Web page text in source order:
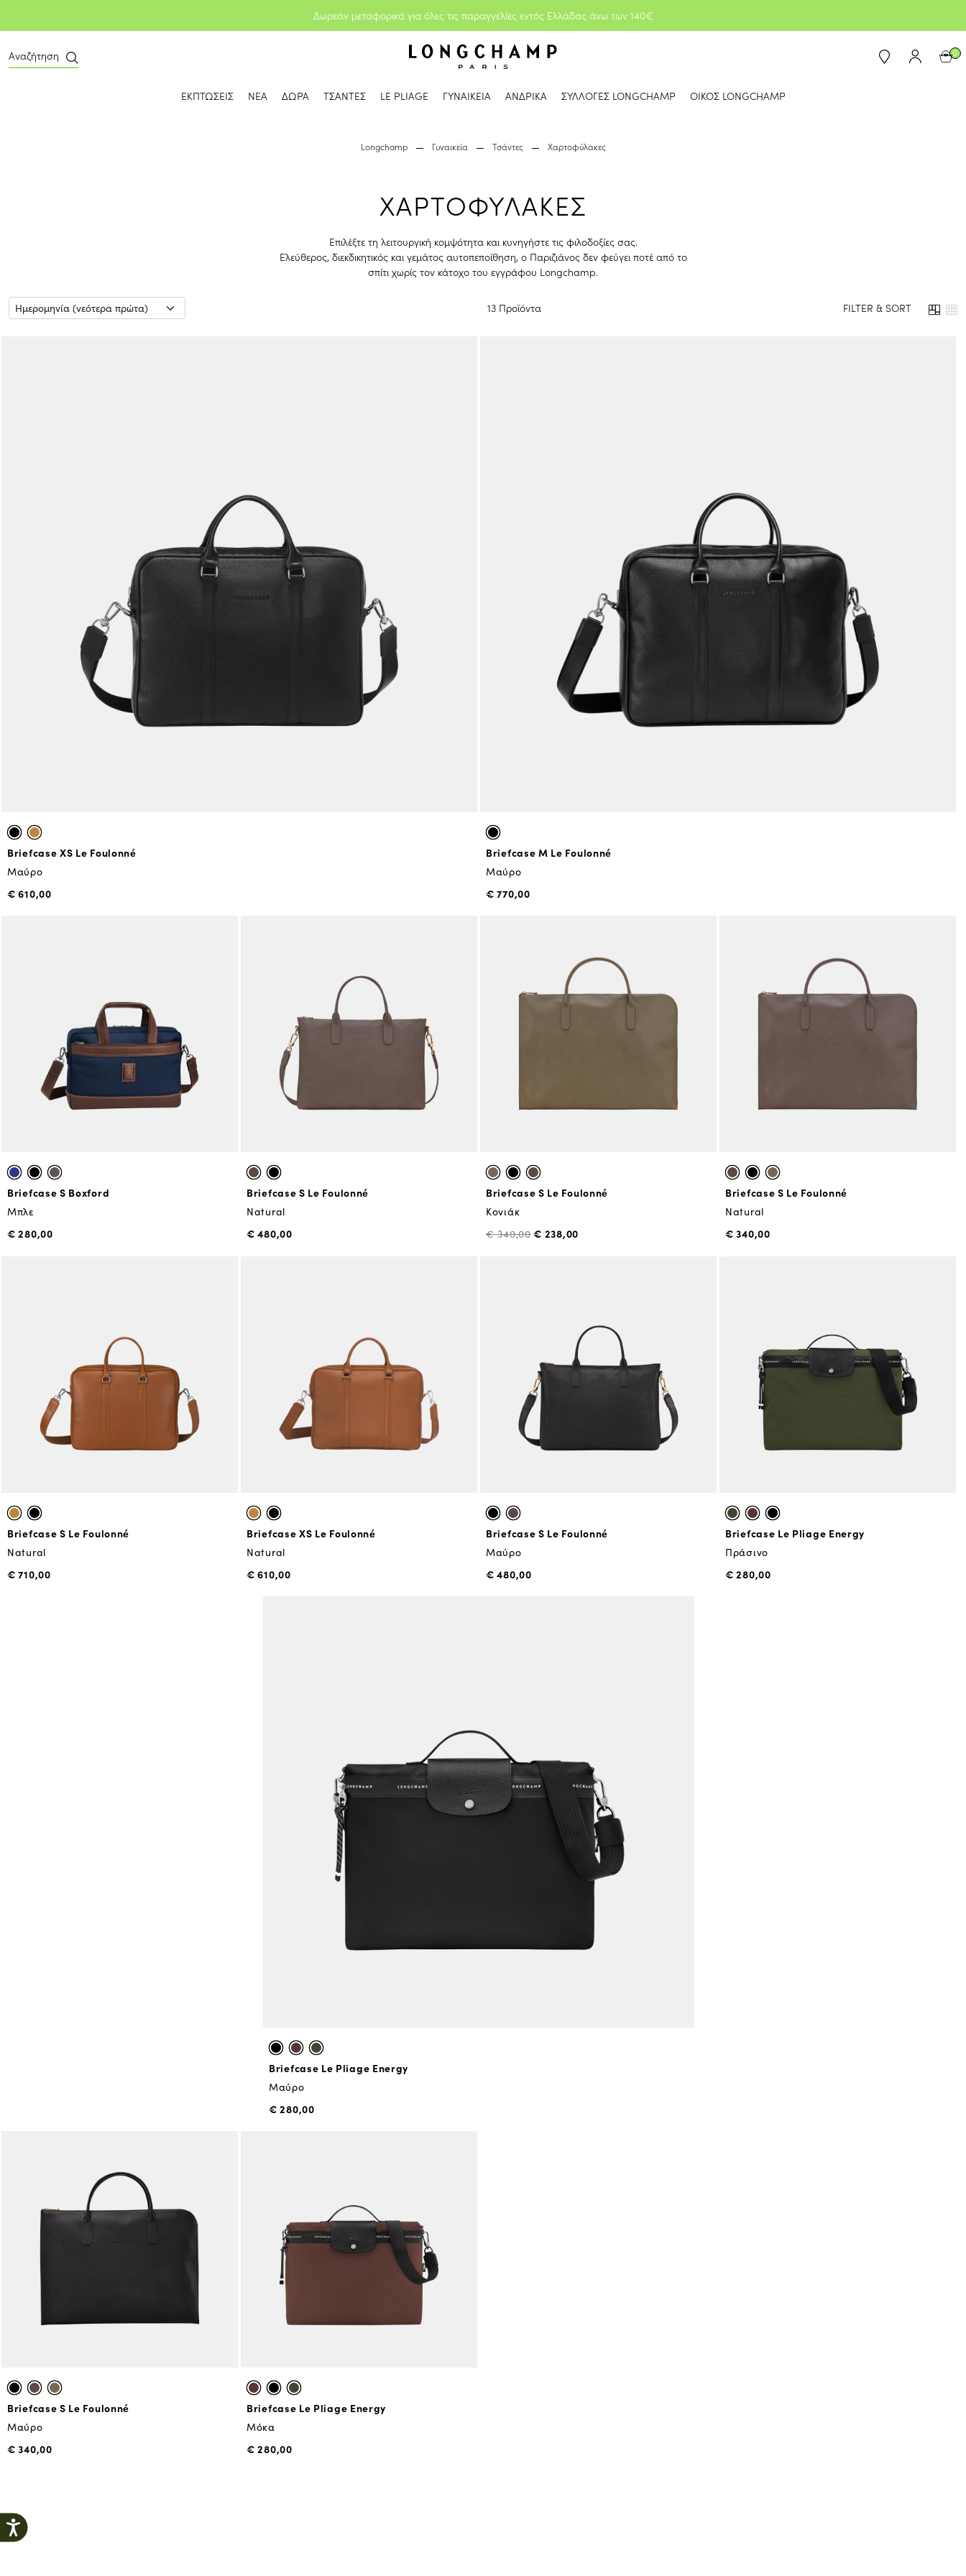
Δωρεάν μεταφορικά για όλες τις παραγγελίες εντός Ελλάδας άνω των 140€
Αναζήτηση 0
ΕΚΠΤΩΣΕΙΣ ΝΕΑ ΔΩΡΑ ΤΣΑΝΤΕΣ LE PLIAGE ΓΥΝΑΙΚΕΙΑ ΑΝΔΡΙΚΑ ΣΥΛΛΟΓΕΣ LONGCHAMP ΟΙΚΟΣ LONGCHAMP
Longchamp Γυναικεία Τσάντες Χαρτοφύλακες
ΧΑΡΤΟΦΥΛΑΚΕΣ
Επιλέξτε τη λειτουργική κομψότητα και κυνηγήστε τις φιλοδοξίες σας.
Ελεύθερος, διεκδικητικός και γεμάτος αυτοπεποίθηση, ο Παριζιάνος δεν φεύγει ποτέ από το
σπίτι χωρίς τον κάτοχο του εγγράφου Longchamp.
13 Προϊόντα FILTER & SORT
Briefcase XS Le Foulonné
Μαύρο
€ 610,00
Briefcase M Le Foulonné
Μαύρο
€ 770,00
Briefcase S Boxford
Μπλε
€ 280,00
Briefcase S Le Foulonné
Natural
€ 480,00
Briefcase S Le Foulonné
Κονιάκ
€ 340,00€ 238,00
Briefcase S Le Foulonné
Natural
€ 340,00
Briefcase S Le Foulonné
Natural
€ 710,00
Briefcase XS Le Foulonné
Natural
€ 610,00
Briefcase S Le Foulonné
Μαύρο
€ 480,00
Briefcase Le Pliage Energy
Πράσινο
€ 280,00
Briefcase Le Pliage Energy
Μαύρο
€ 280,00
Briefcase S Le Foulonné
Μαύρο
€ 340,00
Briefcase Le Pliage Energy
Μόκα
€ 280,00